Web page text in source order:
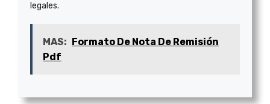
legales.
MAS: Formato De Nota De Remisión
Pdf